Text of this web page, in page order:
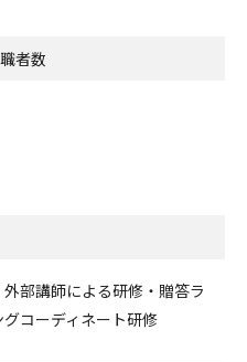
者数
部講師による研修・贈答ラ
コーディネート研修